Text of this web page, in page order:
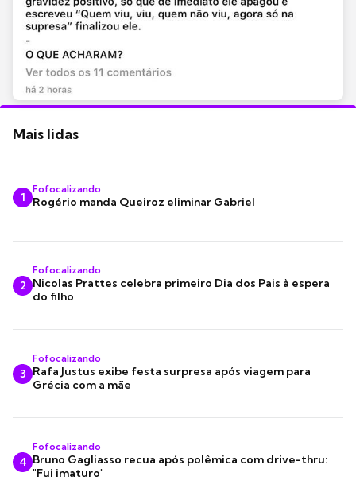
Mais lidas
1
Fofocalizando
Rogério manda Queiroz eliminar Gabriel
2
Fofocalizando
Nicolas Prattes celebra primeiro Dia dos Pais à espera
do filho
3
Fofocalizando
Rafa Justus exibe festa surpresa após viagem para
Grécia com a mãe
4
Fofocalizando
Bruno Gagliasso recua após polêmica com drive-thru:
"Fui imaturo"